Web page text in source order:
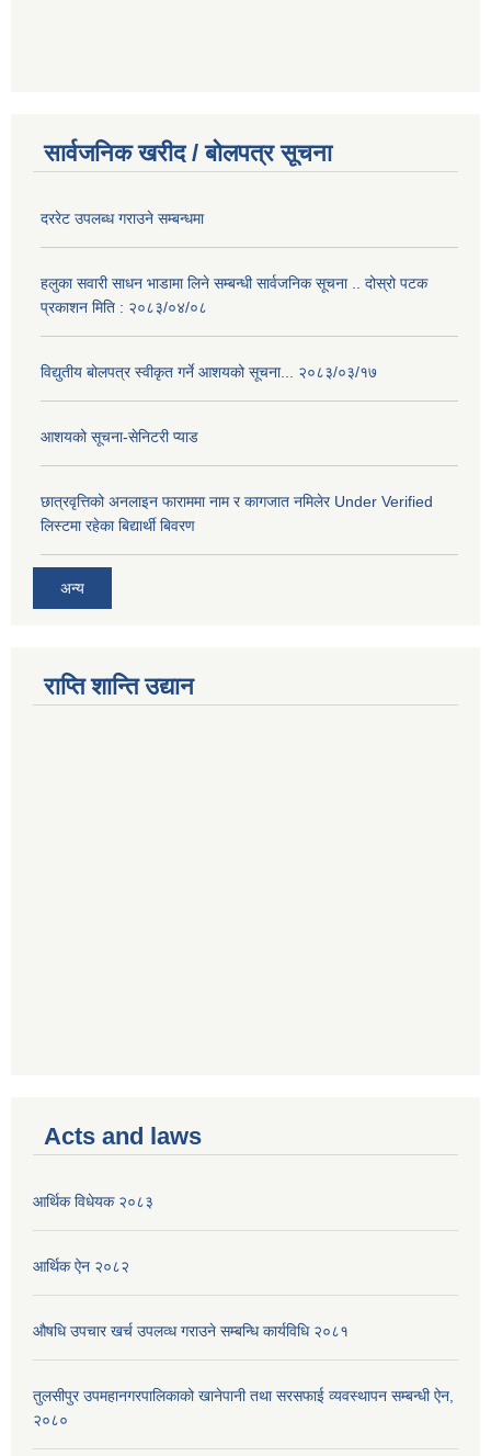
सार्वजनिक खरीद / बोलपत्र सूचना
दररेट उपलब्ध गराउने सम्बन्धमा
हलुका सवारी साधन भाडामा लिने सम्बन्धी सार्वजनिक सूचना .. दोस्रो पटक
प्रकाशन मिति : २०८३/०४/०८
विद्युतीय बोलपत्र स्वीकृत गर्ने आशयको सूचना... २०८३/०३/१७
आशयको सूचना-सेनिटरी प्याड
छात्रवृत्तिको अनलाइन फाराममा नाम र कागजात नमिलेर Under Verified
लिस्टमा रहेका बिद्यार्थी बिवरण
अन्य
राप्ति शान्ति उद्यान
Acts and laws
आर्थिक विधेयक २०८३
आर्थिक ऐन २०८२
औषधि उपचार खर्च उपलव्ध गराउने सम्बन्धि कार्यविधि २०८१
तुलसीपुर उपमहानगरपालिकाको खानेपानी तथा सरसफाई व्यवस्थापन सम्बन्धी ऐन,
२०८०